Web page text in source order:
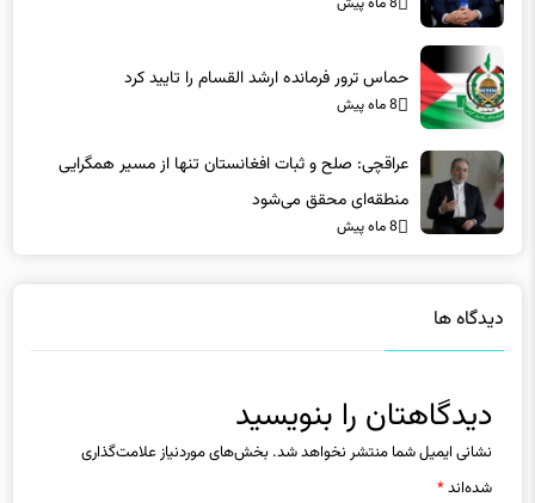
منطقه‌ای محقق می‌شود
8 ماه پیش
نشانی ایمیل شما منتشر نخواهد شد.بخش‌های موردنیاز علامت‌گذاری
شده‌اند*
دیدگاه*